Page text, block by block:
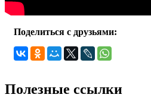
Поделиться с друзьями:
Полезные ссылки